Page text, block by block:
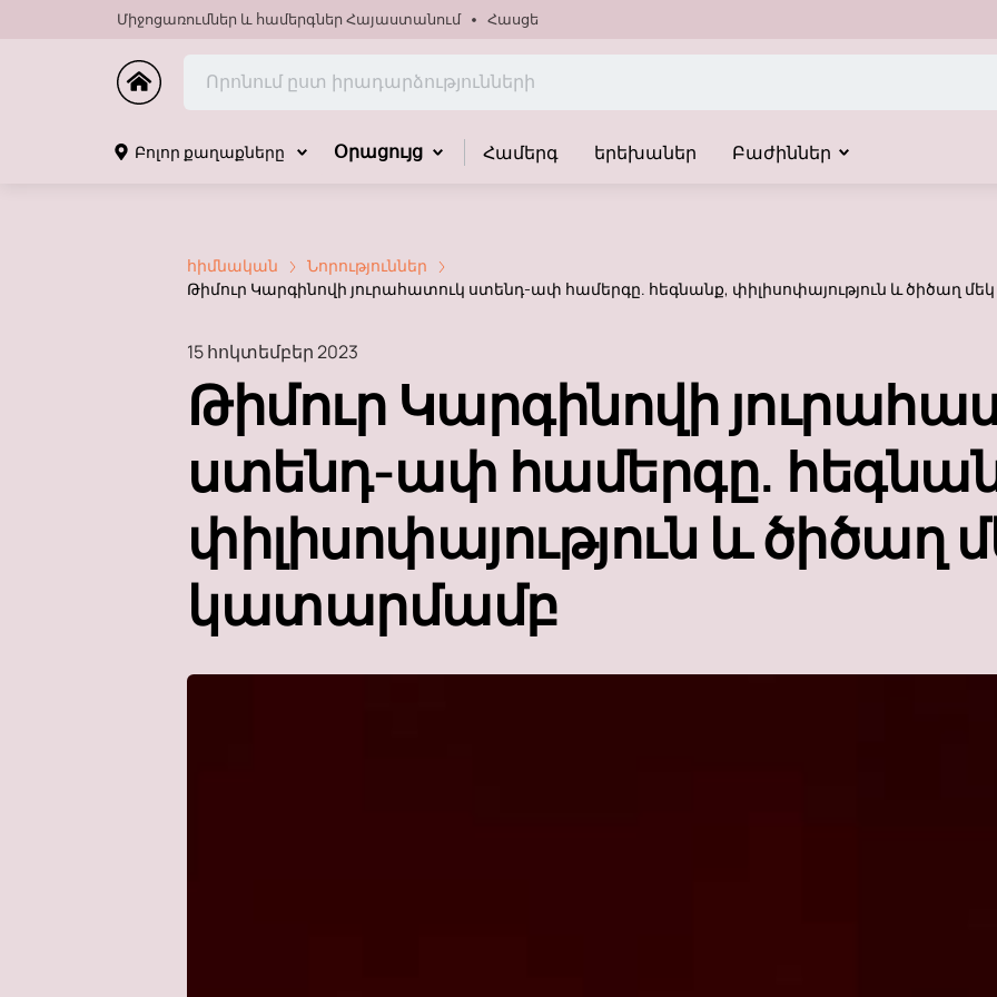
Միջոցառումներ և համերգներ Հայաստանում Հասցե
Բոլոր քաղաքները Օրացույց Համերգ երեխաներ Բաժիններ
հիմնական
Նորություններ
Թիմուր Կարգինովի յուրահատուկ ստենդ-ափ համերգը. հեգնանք, փիլիսոփայություն և ծիծաղ
15 հոկտեմբեր 2023
Թիմուր Կարգինովի
ստենդ-ափ համերգը.
փիլիսոփայություն և ծիծաղ
կատարմամբ